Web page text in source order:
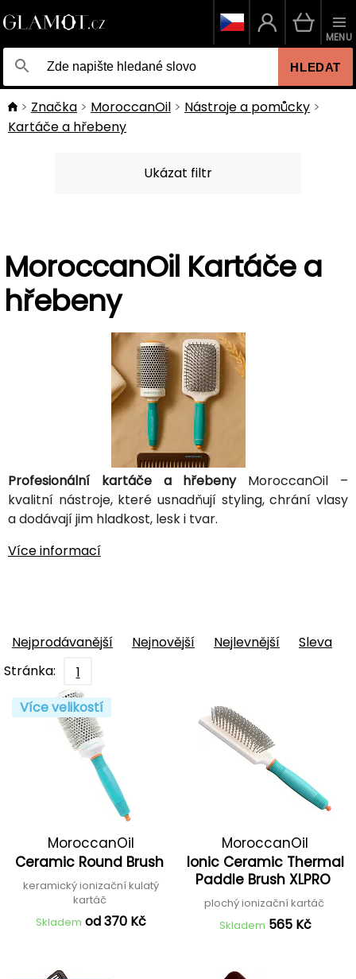
HLEDAT
MENU
Značka MoroccanOil
Nástroje a pomůcky
Kartáče a hřebeny
Ukázat filtr
MoroccanOil Kartáče a
hřebeny
Profesionální kartáče a hřebenyMoroccanOil –
kvalitní nástroje, které usnadňují styling, chrání vlasy
a dodávají jim hladkost, lesk i tvar.
Více informací
Nejprodávanější Nejnovější Nejlevnější
Sleva
Stránka:
1
Více velikostí
MoroccanOil
Ceramic Round Brush
keramický ionizační kulatý
kartáč
Skladem od 370 Kč
MoroccanOil
Ionic Ceramic Thermal
Paddle Brush XLPRO
plochý ionizační kartáč
Skladem 565 Kč